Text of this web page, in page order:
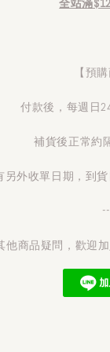
全站滿
【預
付款後，每週日
補貨後正常約
另外收單日期，到
他商品疑問，歡迎